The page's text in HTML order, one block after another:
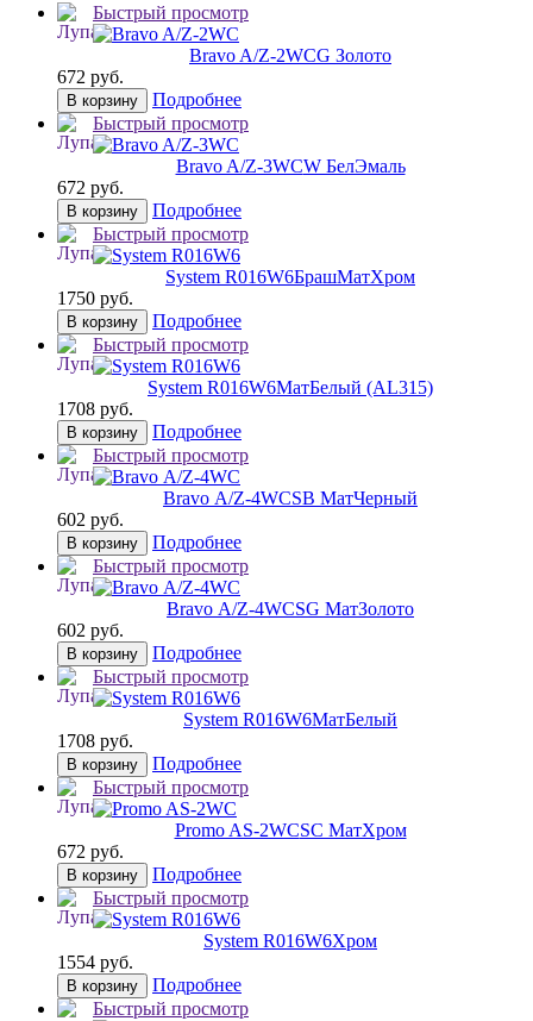
Быстрый просмотр
Bravo A/Z-2WCG Золото
672 руб.
В корзину
Подробнее
Быстрый просмотр
Bravo A/Z-3WCW БелЭмаль
672 руб.
В корзину
Подробнее
Быстрый просмотр
System R016W6БрашМатХром
1750 руб.
В корзину
Подробнее
Быстрый просмотр
System R016W6МатБелый (AL315)
1708 руб.
В корзину
Подробнее
Быстрый просмотр
Bravo А/Z-4WCSB МатЧерный
602 руб.
В корзину
Подробнее
Быстрый просмотр
Bravo А/Z-4WCSG МатЗолото
602 руб.
В корзину
Подробнее
Быстрый просмотр
System R016W6МатБелый
1708 руб.
В корзину
Подробнее
Быстрый просмотр
Promo AS-2WCSC МатХром
672 руб.
В корзину
Подробнее
Быстрый просмотр
System R016W6Хром
1554 руб.
В корзину
Подробнее
Быстрый просмотр